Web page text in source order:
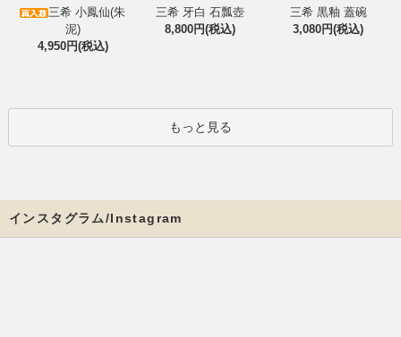
三希 小鳳仙(朱
泥)
4,950円(税込)
三希 牙白 石瓢壺
8,800円(税込)
三希 黒釉 蓋碗
3,080円(税込)
もっと見る
インスタグラム/Instagram